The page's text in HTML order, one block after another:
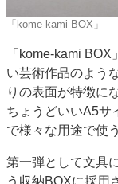
「kome-kami BOX」
「kome-kami
い芸術作品のよう
りの表面が特徴に
ちょうどいいA5サ
で様々な用途で使
第一弾として文具
う収納BOXに採用